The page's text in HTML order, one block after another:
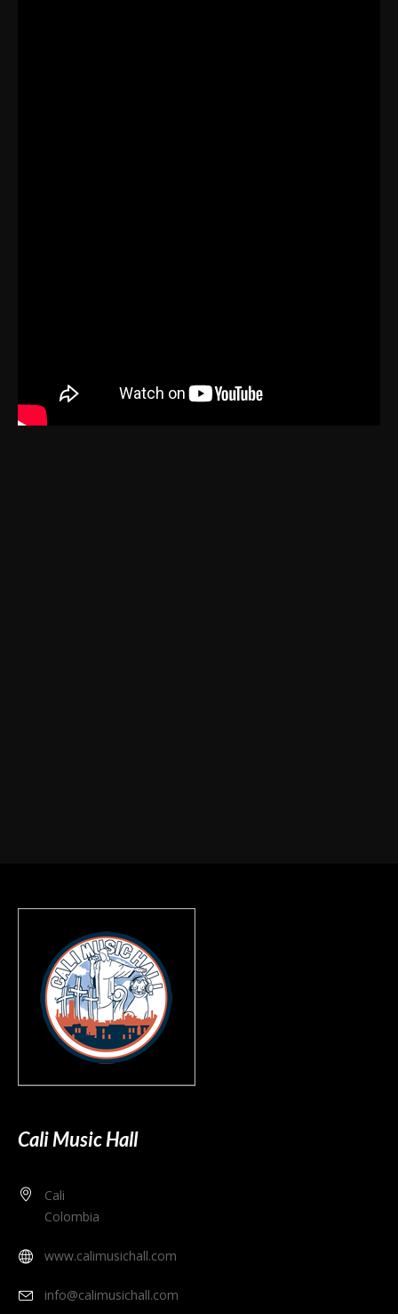
Cali Music Hall
Cali
Colombia
www.calimusichall.com
info@calimusichall.com